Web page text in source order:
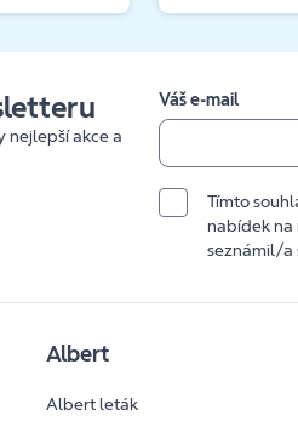
nejlepší akce a
Váš e-mail
Tímto
nabídek na
seznámil/a
Albert
Albert leták